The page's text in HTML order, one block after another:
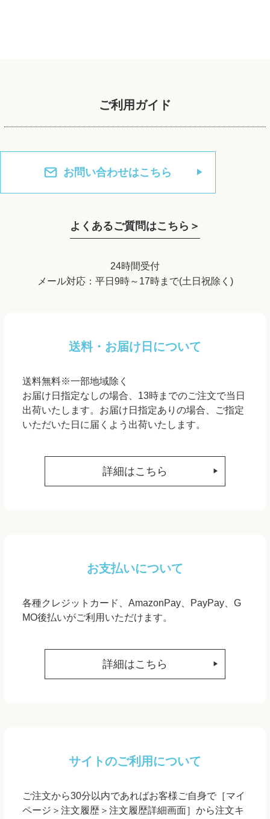
ご利用ガイド
お問い合わせはこちら
よくあるご質問はこちら＞
24時間受付
メール対応：平日9時～17時まで(土日祝除く)
送料・お届け日について
送料無料※一部地域除く
お届け日指定なしの場合、13時までのご注文で当日
出荷いたします。お届け日指定ありの場合、ご指定
いただいた日に届くよう出荷いたします。
詳細はこちら
お支払いについて
各種クレジットカード、AmazonPay、PayPay、G
MO後払いがご利用いただけます。
詳細はこちら
サイトのご利用について
ご注文から30分以内であればお客様ご自身で［マイ
ページ＞注文履歴＞注文履歴詳細画面］から注文キ